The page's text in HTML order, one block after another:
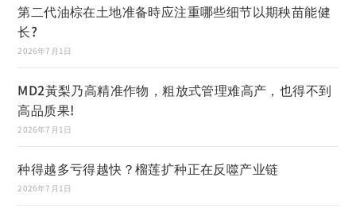
第二代油棕在土地准备時应注重哪些细节以期秧苗能健
长?
2026年7月1日
MD2黃梨乃高精准作物，粗放式管理难高产，也得不到
高品质果!
2026年7月1日
种得越多亏得越快？榴莲扩种正在反噬产业链
2026年7月1日